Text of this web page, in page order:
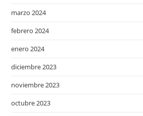
marzo 2024
febrero 2024
enero 2024
diciembre 2023
noviembre 2023
octubre 2023